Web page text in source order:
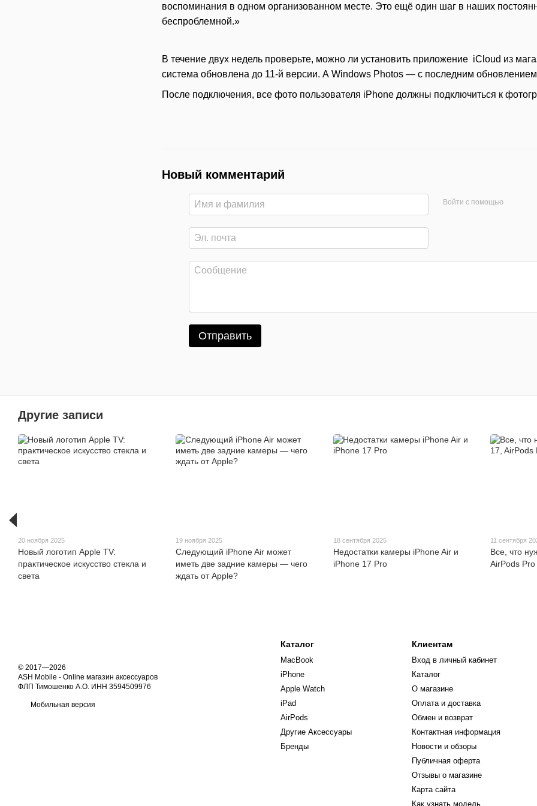
воспоминания в одном организованном месте. Это ещё один шаг в наших
беспроблемной.»
В течение двух недель проверьте, можно ли установить приложение iCloud из
система обновлена до 11-й версии. А Windows Photos — с последним
После подключения, все фото пользователя iPhone должны подключиться к
Новый комментарий
Войти с помощью
Отправить
Другие записи
20 ноября 2025
Новый логотип Apple TV:
практическое искусство стекла и
света
19 ноября 2025
Следующий iPhone Air может
иметь две задние камеры — чего
ждать от Apple?
18 сентября 2025
Недостатки камеры iPhone Air и
iPhone 17 Pro
11 сентября
Все, что
AirPods
© 2017—2026
ASH Mobile - Online магазин аксессуаров
ФЛП Тимошенко А.О. ИНН 3594509976
Мобильная версия
Каталог
MacBook
iPhone
Apple Watch
iPad
AirPods
Другие Аксессуары
Бренды
Клиентам
Вход в личный кабинет
Каталог
О магазине
Оплата и доставка
Обмен и возврат
Контактная информация
Новости и обзоры
Публичная оферта
Отзывы о магазине
Карта сайта
Как узнать модель